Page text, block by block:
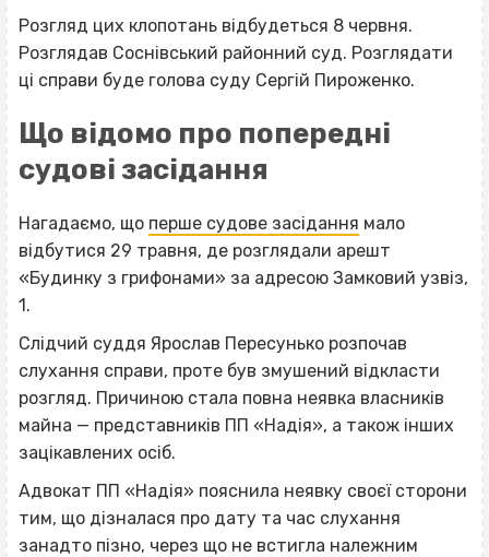
Розгляд цих клопотань відбудеться 8 червня.
Розглядав Соснівський районний суд. Розглядати
ці справи буде голова суду Сергій Пироженко.
Що відомо про попередні
судові засідання
Нагадаємо, що перше судове засідання мало
відбутися 29 травня, де розглядали арешт
«Будинку з грифонами» за адресою Замковий узвіз,
1.
Слідчий суддя Ярослав Пересунько розпочав
слухання справи, проте був змушений відкласти
розгляд. Причиною стала повна неявка власників
майна — представників ПП «Надія», а також інших
зацікавлених осіб.
Адвокат ПП «Надія» пояснила неявку своєї сторони
тим, що дізналася про дату та час слухання
занадто пізно, через що не встигла належним